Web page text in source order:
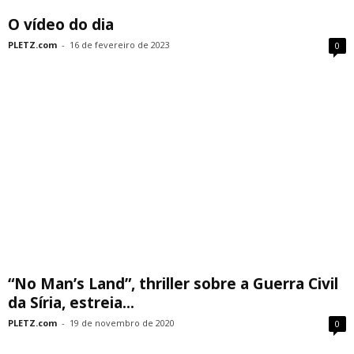
O vídeo do dia
PLETZ.com - 16 de fevereiro de 2023 0
“No Man’s Land”, thriller sobre a Guerra Civil
da Síria, estreia...
PLETZ.com - 19 de novembro de 2020 0